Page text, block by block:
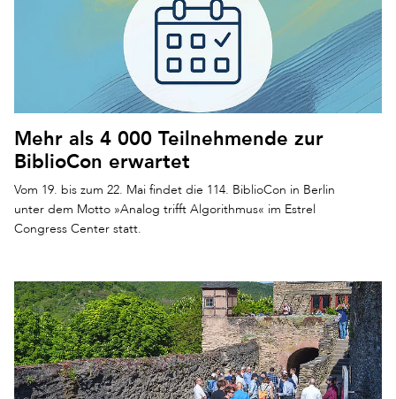
Mehr als 4 000 Teilnehmende zur
BiblioCon erwartet
Vom 19. bis zum 22. Mai findet die 114. BiblioCon in Berlin
unter dem Motto »Analog trifft Algorithmus« im Estrel
Congress Center statt.